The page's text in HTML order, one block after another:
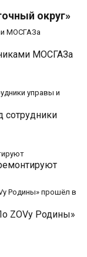
округ»
МОСГАЗа
сотрудники
ZOVу Родины»